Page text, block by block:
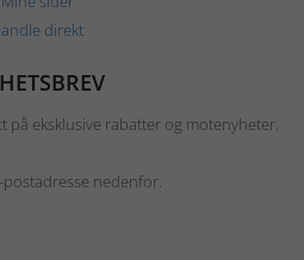
direkt
eksklusive rabatter og motenyheter.
postadresse nedenfor.